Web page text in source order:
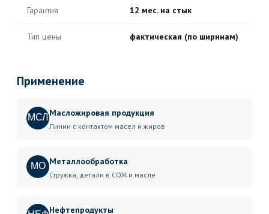
Гарантия 12 мес. на стык
Тип цены фактическая (по ширинам)
Применение
МСЛМасложировая продукция
Линии с контактом масел и жиров
МО Металлообработка
Стружка, детали в СОЖ и масле
Нефтепродукты